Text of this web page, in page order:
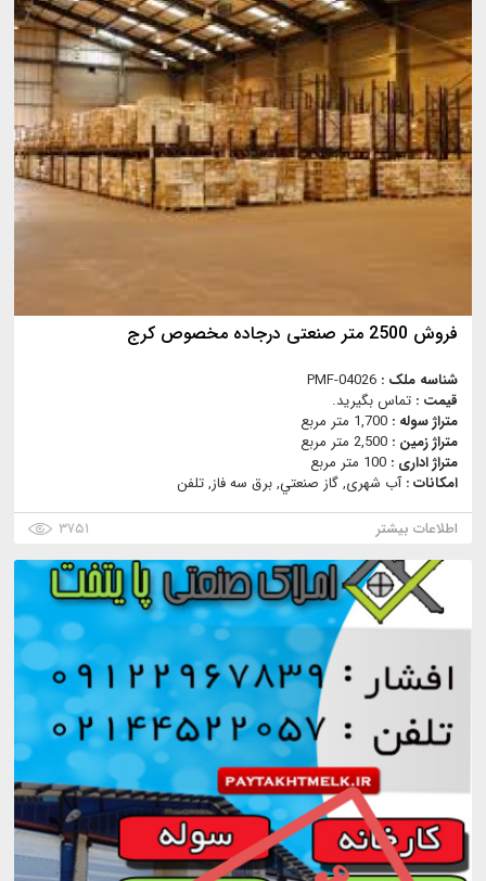
فروش 2500 متر صنعتی درجاده مخصوص کرج
شناسه ملک : PMF-04026
قیمت : تماس بگیرید.
متراژ سوله : 1,700 متر مربع
متراژ زمین : 2,500 متر مربع
متراژ اداری : 100 متر مربع
امکانات :آب شهری, گاز صنعتي, برق سه فاز, تلفن
اطلاعات بیشتر
۳۷۵۱